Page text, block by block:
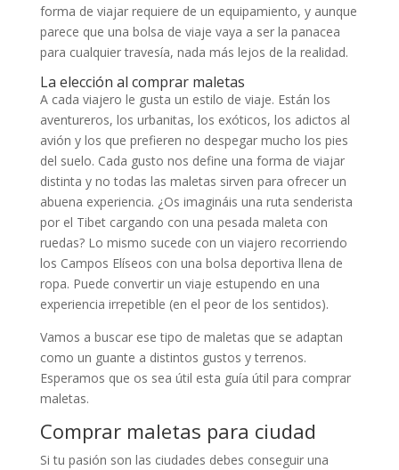
forma de viajar requiere de un equipamiento, y aunque
parece que una bolsa de viaje vaya a ser la panacea
para cualquier travesía, nada más lejos de la realidad.
La elección al comprar maletas
A cada viajero le gusta un estilo de viaje. Están los
aventureros, los urbanitas, los exóticos, los adictos al
avión y los que prefieren no despegar mucho los pies
del suelo. Cada gusto nos define una forma de viajar
distinta y no todas las maletas sirven para ofrecer un
abuena experiencia. ¿Os imagináis una ruta senderista
por el Tibet cargando con una pesada maleta con
ruedas? Lo mismo sucede con un viajero recorriendo
los Campos Elíseos con una bolsa deportiva llena de
ropa. Puede convertir un viaje estupendo en una
experiencia irrepetible (en el peor de los sentidos).
Vamos a buscar ese tipo de maletas que se adaptan
como un guante a distintos gustos y terrenos.
Esperamos que os sea útil esta guía útil para comprar
maletas.
Comprar maletas para ciudad
Si tu pasión son las ciudades debes conseguir una